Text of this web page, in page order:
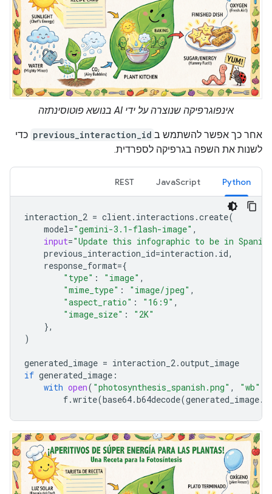
אינפוגרפיקה שנוצרה על ידי AI בנושא פוטוסינתזה
אחר כך אפשר להשתמש ב previous_interaction_id כדי
לשנות את השפה בגרפיקה לספרדית.
Python
JavaScript
REST
interaction_2 = client. interactions .create(
model="gemini-3.1-flash-image" ,
input="Update this infographic to be in
previous_interaction_id=interaction . id,
response_format={
"type" : "image" ,
"mime_type" : "image/jpeg" ,
"aspect_ratio" : "16:9" ,
"image_size" :
"2K"
},
)
generated_image = interaction_2.output_image
if generated_image :
with open( "photosynthesis_spanish.png" , "wb"
f.write(base64.b64decode(generated_image.